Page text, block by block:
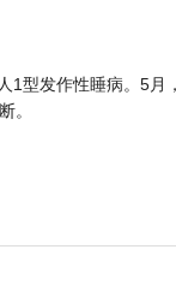
1型发作性睡病。5月
。